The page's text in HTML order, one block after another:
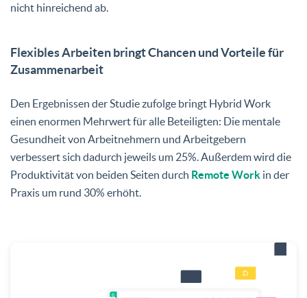
nicht hinreichend ab.
Flexibles Arbeiten bringt Chancen und Vorteile für
Zusammenarbeit
Den Ergebnissen der Studie zufolge bringt Hybrid Work
einen enormen Mehrwert für alle Beteiligten: Die mentale
Gesundheit von Arbeitnehmern und Arbeitgebern
verbessert sich dadurch jeweils um 25%. Außerdem wird die
Produktivität von beiden Seiten durch Remote Work in der
Praxis um rund 30% erhöht.